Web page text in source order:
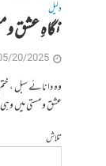
دلیل
نگاہِ عشق
20/2025
وہ دانائے سبل ،
عشق و مستی میں
تلاش